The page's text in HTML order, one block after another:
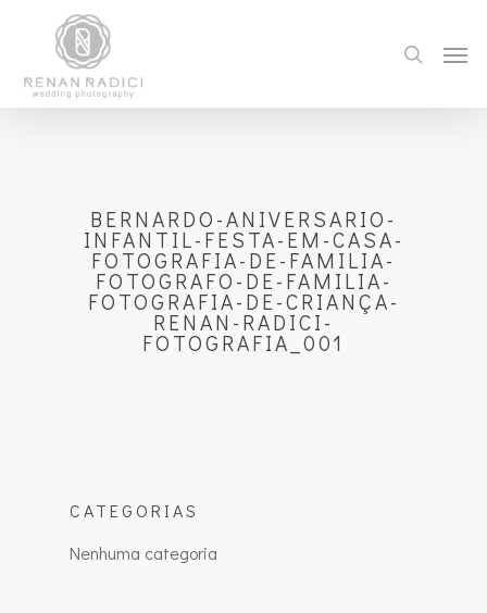
BERNARDO-ANIVERSARIO-
INFANTIL-FESTA-EM-CASA-
FOTOGRAFIA-DE-FAMILIA-
FOTOGRAFO-DE-FAMILIA-
FOTOGRAFIA-DE-CRIANÇA-
RENAN-RADICI-
FOTOGRAFIA_001
CATEGORIAS
Nenhuma categoria